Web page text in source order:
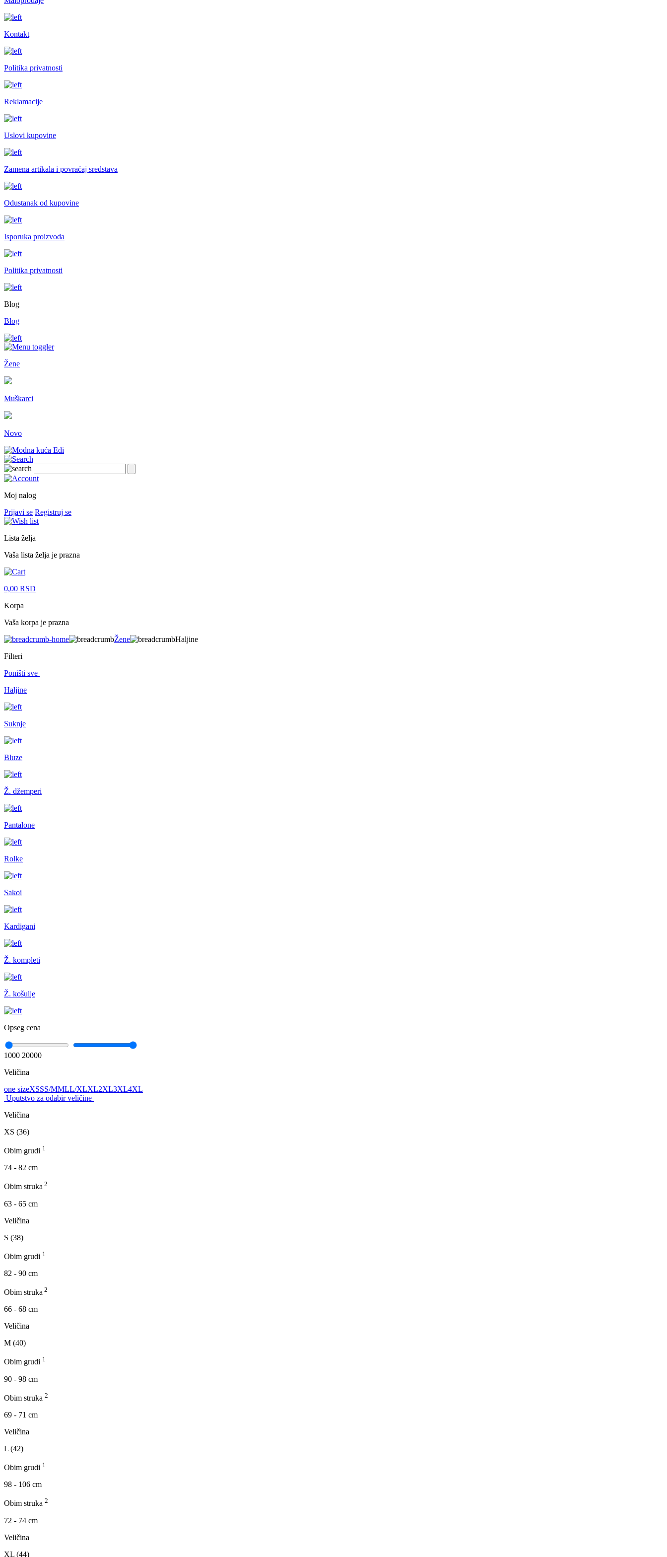
Kontakt
Politika privatnosti
Reklamacije
Uslovi kupovine
Zamena artikala i povraćaj sredstava
Odustanak od kupovine
Isporuka proizvoda
Politika privatnosti
Blog
Blog
Žene
Muškarci
Novo
Moj nalog
Prijavi se Registruj se
Lista želja
Vaša lista želja je prazna
0,00 RSD
Korpa
Vaša korpa je prazna
Žene
Haljine
Filteri
Poništi sve
Haljine
Suknje
Bluze
Ž. džemperi
Pantalone
Rolke
Sakoi
Kardigani
Ž. kompleti
Ž. košulje
Opseg cena
1000 20000
Veličina
one sizeXSSS/MMLL/XLXL2XL3XL4XL
Uputstvo za odabir veličine
Veličina
XS (36)
Obim grudi 1
74 - 82 cm
Obim struka 2
63 - 65 cm
Veličina
S (38)
Obim grudi 1
82 - 90 cm
Obim struka 2
66 - 68 cm
Veličina
M (40)
Obim grudi 1
90 - 98 cm
Obim struka 2
69 - 71 cm
Veličina
L (42)
Obim grudi 1
98 - 106 cm
Obim struka 2
72 - 74 cm
Veličina
XL (44)